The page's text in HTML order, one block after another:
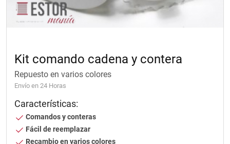
Kit comando cadena y contera
Repuesto en varios colores
Envío en 24 Horas
Características:
Comandos y conteras
Fácil de reemplazar
Recambio en varios colores